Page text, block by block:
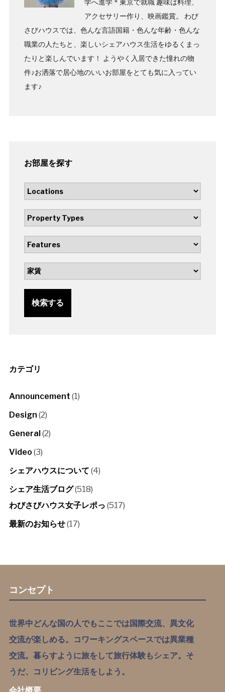
学へ進学＊東京で就職 趣味は料理、
アクセサリー作り、映画鑑賞。 わび
さびハウスでは、色んな言語国籍・色んな年齢・色んな
職業の人たちと、楽しいシェアハウス生活をゆるくまっ
たりと楽しんでいます！ ようやく入居できた憧れの物
件♪お洒落で居心地のいいお部屋をとても気に入ってい
ます♪
お部屋を探す
検索する
カテゴリ
Announcement (1)
Design (2)
General(2)
Video (3)
シェアハウスについて (4)
シェア生活ブログ(518)
わびさびハウス女子レポっ (517)
最新のお知らせ(17)
コンセプト
世界中どんな国の人でもここでは国際交流、異文化
交流が楽しめる。コワーキングスペースでは異業種
交流。暮らすように旅をして旅行体験もシェア。そ
うだ、コリビング生活をしよう。